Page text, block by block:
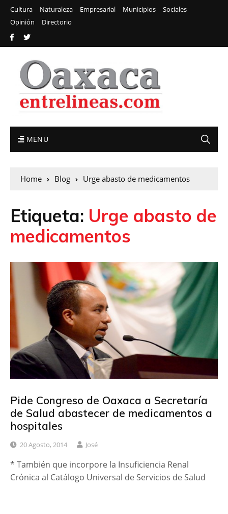
Cultura Naturaleza Empresarial Municipios
Sociales
Opinión
Directorio
MENU
Home Blog Urge abasto de medicamentos
Etiqueta: Urge abasto de
medicamentos
Pide Congreso de Oaxaca a Secretaría
de Salud abastecer de medicamentos a
hospitales
20 Agosto, 2014 José
* También que incorpore la Insuficiencia Renal
Crónica al Catálogo Universal de Servicios de Salud